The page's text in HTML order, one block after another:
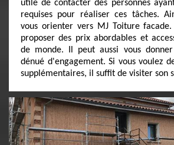
utile de contacter des personnes
requises pour réaliser ces tâches.
vous orienter vers MJ Toiture
proposer des prix abordables et
de monde. Il peut aussi vous
dénué d'engagement. Si vous voulez
supplémentaires, il suffit de visiter son